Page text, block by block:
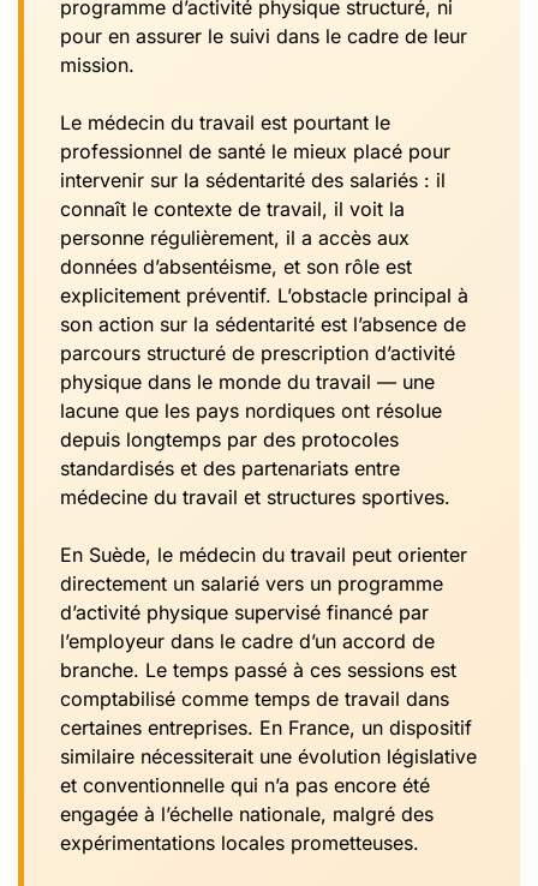
programme d’activité physique structuré, ni
pour en assurer le suivi dans le cadre de leur
mission.
Le médecin du travail est pourtant le
professionnel de santé le mieux placé pour
intervenir sur la sédentarité des salariés : il
connaît le contexte de travail, il voit la
personne régulièrement, il a accès aux
données d’absentéisme, et son rôle est
explicitement préventif. L’obstacle principal à
son action sur la sédentarité est l’absence de
parcours structuré de prescription d’activité
physique dans le monde du travail — une
lacune que les pays nordiques ont résolue
depuis longtemps par des protocoles
standardisés et des partenariats entre
médecine du travail et structures sportives.
En Suède, le médecin du travail peut orienter
directement un salarié vers un programme
d’activité physique supervisé financé par
l’employeur dans le cadre d’un accord de
branche. Le temps passé à ces sessions est
comptabilisé comme temps de travail dans
certaines entreprises. En France, un dispositif
similaire nécessiterait une évolution législative
et conventionnelle qui n’a pas encore été
engagée à l’échelle nationale, malgré des
expérimentations locales prometteuses.